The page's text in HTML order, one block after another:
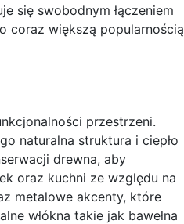
się swobodnym łączeniem
coraz większą popularnością
przestrzeni.
naturalna struktura i ciepło
drewna, aby
oraz kuchni ze względu na
metalowe akcenty, które
włókna takie jak bawełna